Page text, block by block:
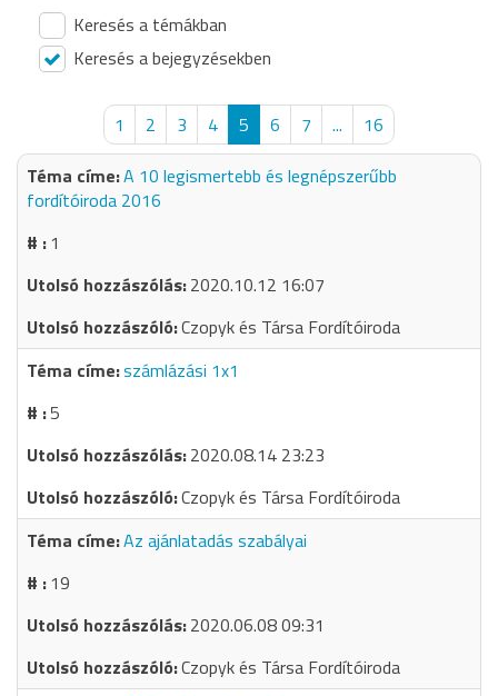
Keresés a témákban
Keresés a bejegyzésekben
1 2 3 4 5 6 7 ...
16
A 10 legismertebb és legnépszerűbb
fordítóiroda 2016
1
2020.10.12 16:07
Czopyk és Társa Fordítóiroda
számlázási 1x1
5
2020.08.14 23:23
Czopyk és Társa Fordítóiroda
Az ajánlatadás szabályai
19
2020.06.08 09:31
Czopyk és Társa Fordítóiroda